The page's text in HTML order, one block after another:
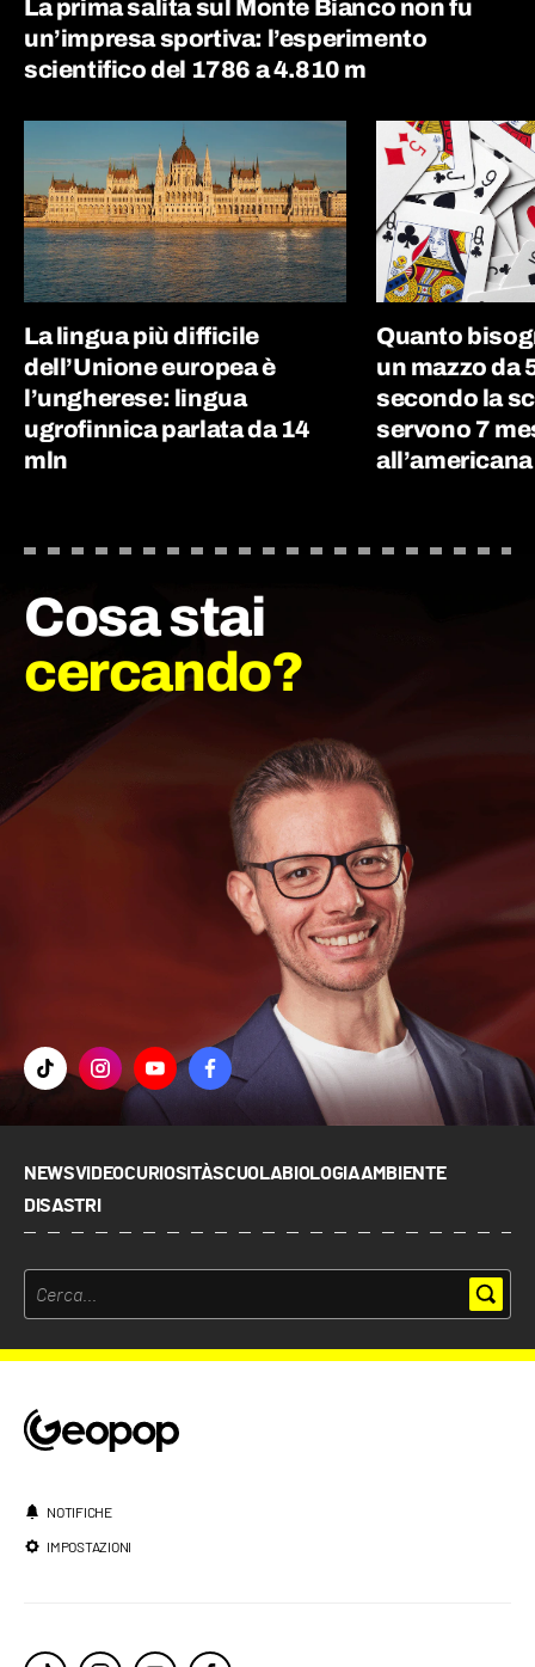
La prima salita sul Monte Bianco non fu
un’impresa sportiva: l’esperimento
scientifico del 1786 a 4.810 m
La lingua più difficile
dell’Unione europea è
l’ungherese: lingua
ugrofinnica parlata da 14
mln
Quanto
un mazzo da
secondo la
servono 7
all’americana
Cosa stai
cercando?
NEWSVIDEOCURIOSITÀSCUOLABIOLOGIAAMBIENTE
DISASTRI
NOTIFICHE
IMPOSTAZIONI